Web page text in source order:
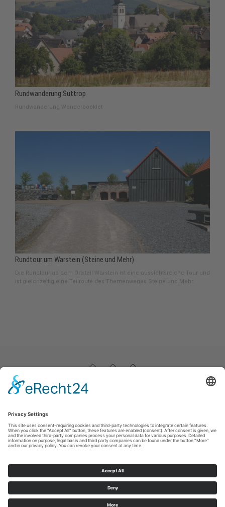
Rundwanderung Suttrop
Rundwanderung Wanderbooklet
Rundtour um Warstein (Steine und Mehr)
Die Rundtour ab dem Ortsteil Warstein ist eine aussichtsreiche Tour und
ist gleichzeitig eine Teilroute des Themenweges Steine und Mehr.
Impressum
Stadtmarketing Warstein e.V. Dieplohstraße 1 59581 Warstein
Stadtmarketing Warstein e.V.
Cookie-Einstellungen